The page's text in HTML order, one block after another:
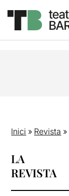
Inici » Revista »
LA
REVISTA